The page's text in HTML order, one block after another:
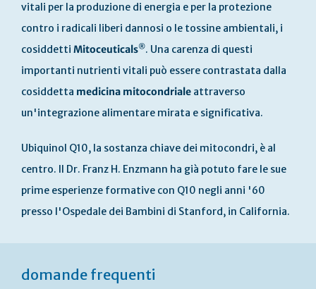
vitali per la produzione di energia e per la protezione
contro i radicali liberi dannosi o le tossine ambientali, i
cosiddetti Mitoceuticals®. Una carenza di questi
importanti nutrienti vitali può essere contrastata dalla
cosiddetta medicina mitocondriale attraverso
un'integrazione alimentare mirata e significativa.
Ubiquinol Q10, la sostanza chiave dei mitocondri, è al
centro. Il Dr. Franz H. Enzmann ha già potuto fare le sue
prime esperienze formative con Q10 negli anni '60
presso l'Ospedale dei Bambini di Stanford, in California.
domande frequenti